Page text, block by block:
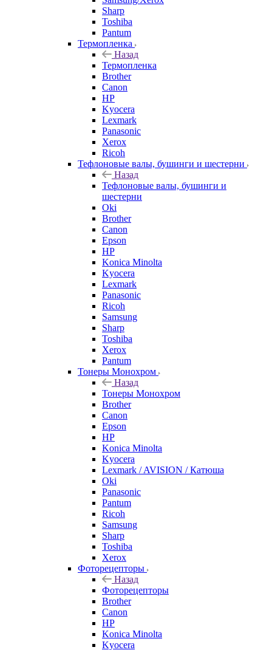
Sharp
Toshiba
Pantum
Термопленка
Назад
Термопленка
Brother
Canon
HP
Kyocera
Lexmark
Panasonic
Xerox
Ricoh
Тефлоновые валы, бушинги и шестерни
Назад
Тефлоновые валы, бушинги и
шестерни
Oki
Brother
Canon
Epson
HP
Konica Minolta
Kyocera
Lexmark
Panasonic
Ricoh
Samsung
Sharp
Toshiba
Xerox
Pantum
Тонеры Монохром
Назад
Тонеры Монохром
Brother
Canon
Epson
HP
Konica Minolta
Kyocera
Lexmark / AVISION / Катюша
Oki
Panasonic
Pantum
Ricoh
Samsung
Sharp
Toshiba
Xerox
Фоторецепторы
Назад
Фоторецепторы
Brother
Canon
HP
Konica Minolta
Kyocera